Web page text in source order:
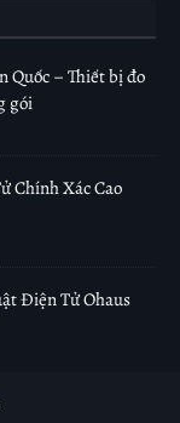
Quốc – Thiết bị đo
gói
Chính Xác Cao
Điện Tử Ohaus